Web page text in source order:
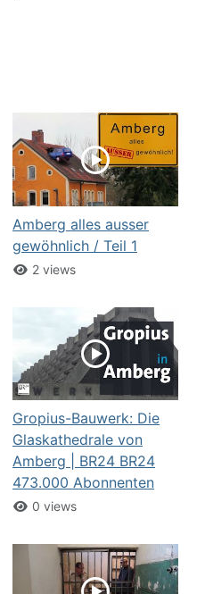
Amberg alles ausser
gewöhnlich / Teil 1
2 views
Gropius-Bauwerk: Die
Glaskathedrale von
Amberg | BR24 BR24
473.000 Abonnenten
0 views